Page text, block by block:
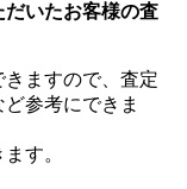
いたお客様の査
ますので、査定
参考にできま
す。